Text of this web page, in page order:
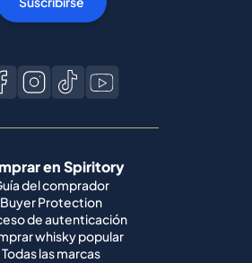
en Spiritory
del comprador
Buyer Protection
de autenticación
whisky popular
Todas las marcas